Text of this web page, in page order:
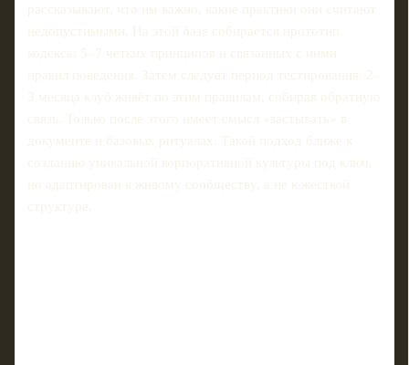
рассказывают, что им важно, какие практики они считают
недопустимыми. На этой базе собирается прототип
кодекса: 5–7 чётких принципов и связанных с ними
правил поведения. Затем следует период тестирования: 2–
3 месяца клуб живёт по этим правилам, собирая обратную
связь. Только после этого имеет смысл «застывать» в
документе и базовых ритуалах. Такой подход ближе к
созданию уникальной корпоративной культуры под ключ,
но адаптирован к живому сообществу, а не к жёсткой
структуре.